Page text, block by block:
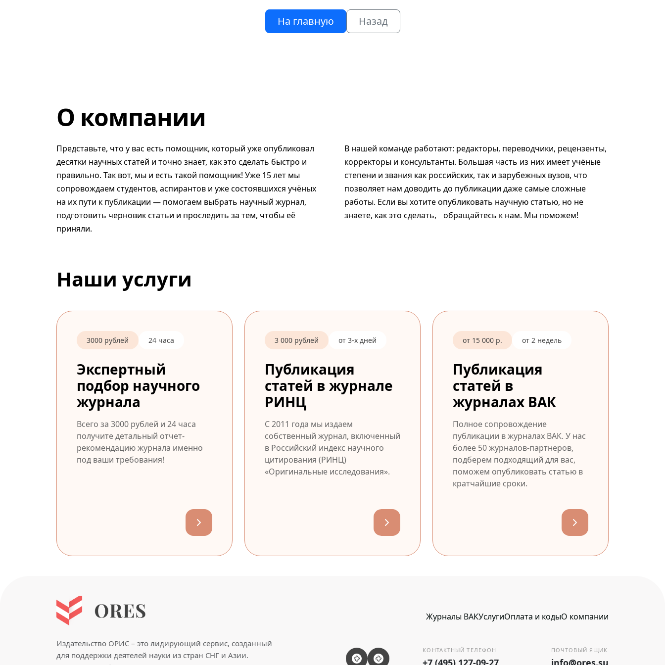
На главную Назад
О компании
Представьте, что у вас есть помощник, который уже опубликовал
десятки научных статей и точно знает, как это сделать быстро и
правильно. Так вот, мы и есть такой помощник! Уже 15 лет мы
сопровождаем студентов, аспирантов и уже состоявшихся учёных
на их пути к публикации — помогаем выбрать научный журнал,
подготовить черновик статьи и проследить за тем, чтобы её
приняли.
В нашей команде работают: редакторы, переводчики, рецензенты,
корректоры и консультанты. Большая часть из них имеет учёные
степени и звания как российских, так и зарубежных вузов, что
позволяет нам доводить до публикации даже самые сложные
работы. Если вы хотите опубликовать научную статью, но не
знаете, как это сделать, обращайтесь к нам. Мы поможем!
Наши услуги
3000 рублей 24 часа
Экспертный
подбор научного
журнала
Всего за 3000 рублей и 24 часа
получите детальный отчет-
рекомендацию журнала именно
под ваши требования!
3 000 рублей от 3-х дней
Публикация
статей в журнале
РИНЦ
С 2011 года мы издаем
собственный журнал, включенный
в Российский индекс научного
цитирования (РИНЦ)
«Оригинальные исследования».
от 15 000 р. от 2 недель
Публикация
статей в
журналах ВАК
Полное сопровождение
публикации в журналах ВАК. У нас
более 50 журналов-партнеров,
подберем подходящий для вас,
поможем опубликовать статью в
кратчайшие сроки.
Издательство ОРИС – это лидирующий сервис, созданный
для поддержки деятелей науки из стран СНГ и Азии.
Журналы ВАКУслугиОплата и кодыО компании
КОНТАКТНЫЙ ТЕЛЕФОН
+7 (495) 127-09-27
ПОЧТОВЫЙ ЯЩИК
info@ores.su